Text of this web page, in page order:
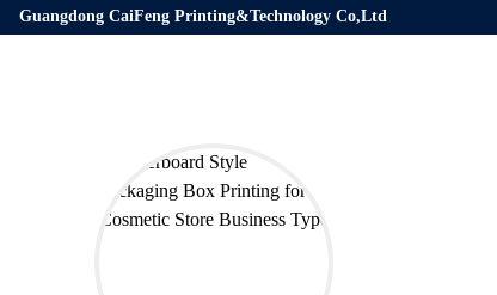
Guangdong CaiFeng Printing&Technology Co,Ltd